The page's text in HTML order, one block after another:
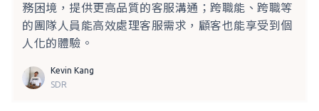
務困境，提供更高品質的客服溝通；跨職能、跨職等
的團隊人員能高效處理客服需求，顧客也能享受到個
人化的體驗。
Kevin Kang
SDR